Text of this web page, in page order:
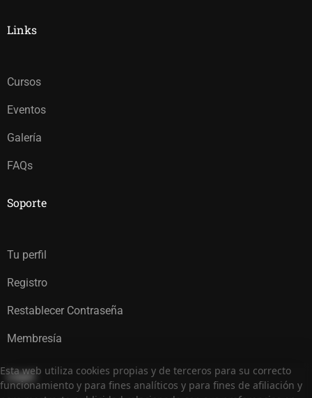
Links
Cursos
Eventos
Galería
FAQs
Soporte
Tu perfil
Registro
Restablecer Contraseña
Membresía
Legal
Esta web utiliza cookies propias y de terceros para su correcto
funcionamiento y para fines analíticos y para fines de afiliación y